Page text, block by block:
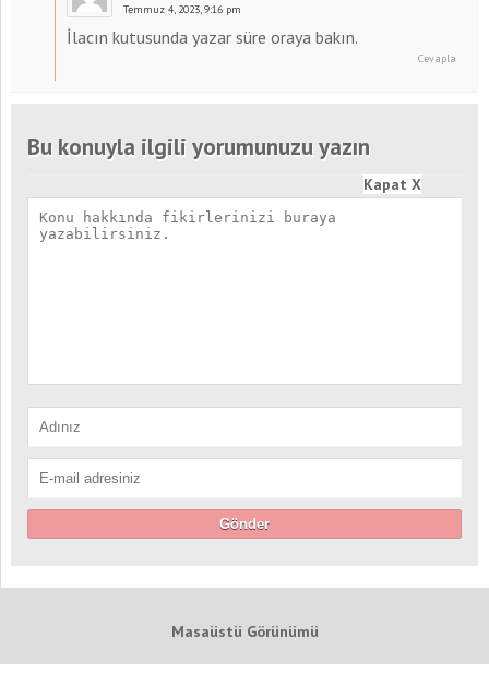
Temmuz 4, 2023, 9:16 pm
İlacın kutusunda yazar süre oraya bakın.
Cevapla
Bu konuyla ilgili yorumunuzu yazın
Masaüstü Görünümü
Kapat X